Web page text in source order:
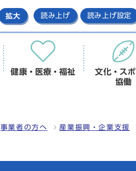
拡大 読み上げ 読み上げ設定
健康・医療・福祉
文化・ス
協働
事業者の方へ 産業振興・企業支援